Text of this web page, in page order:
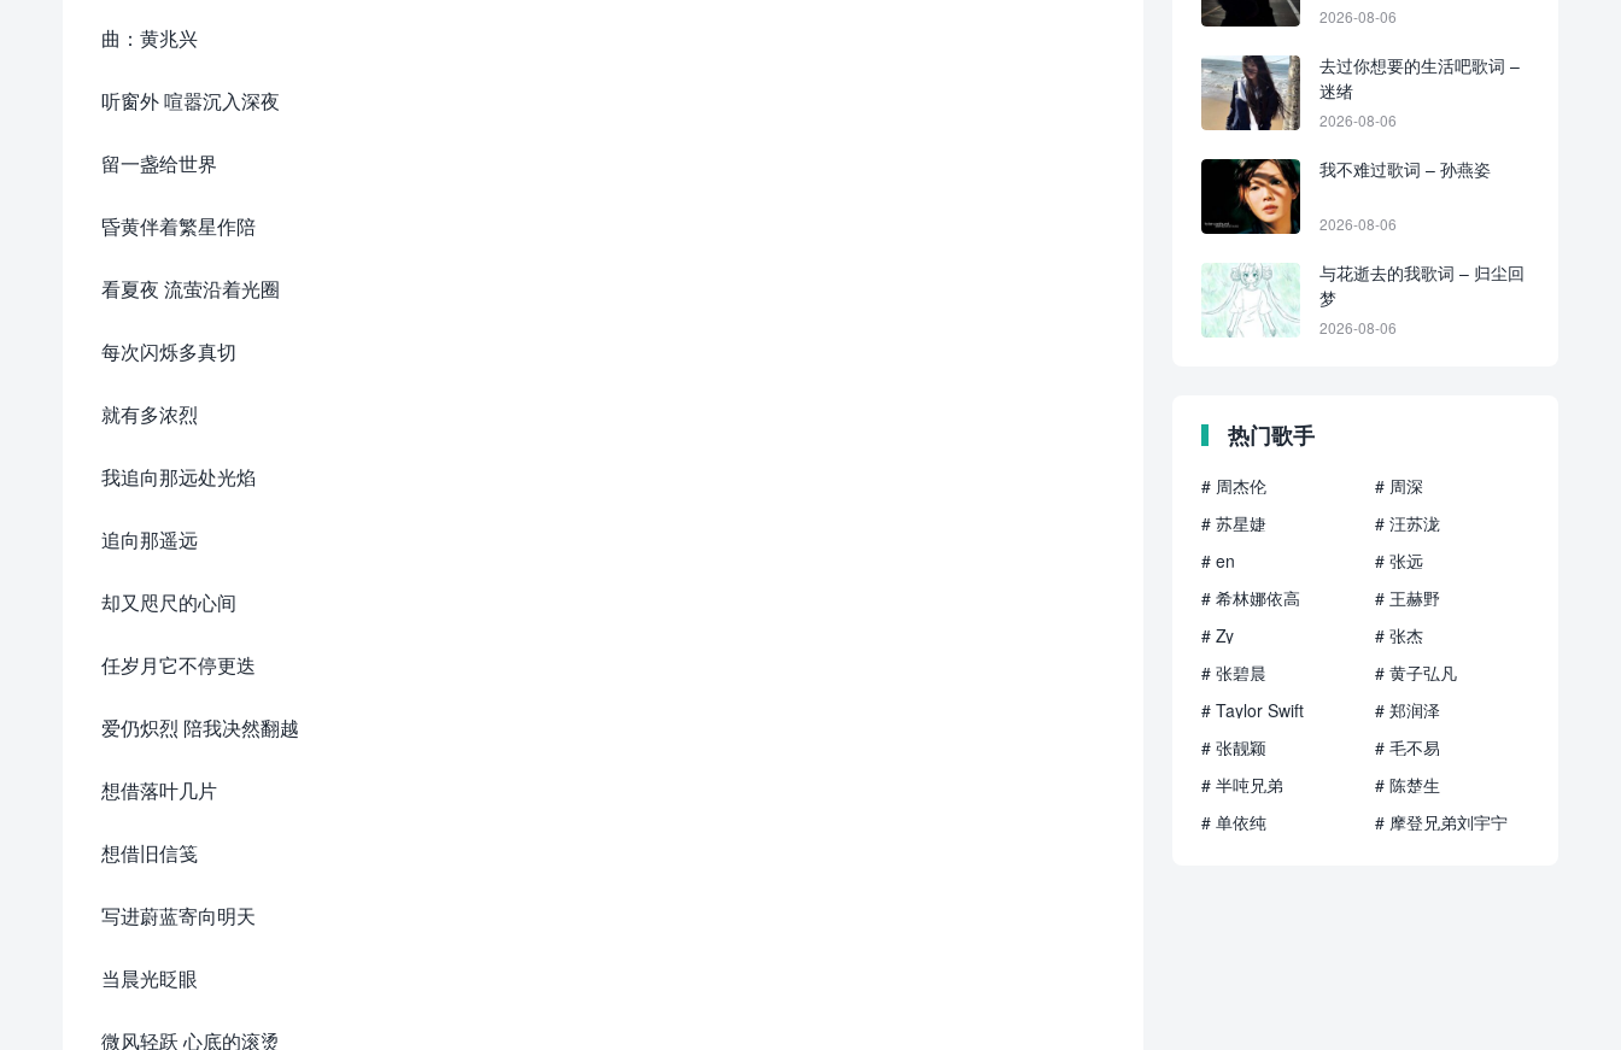
曲：黄兆兴
听窗外 喧嚣沉入深夜
留一盏给世界
昏黄伴着繁星作陪
看夏夜 流萤沿着光圈
每次闪烁多真切
就有多浓烈
我追向那远处光焰
追向那遥远
却又咫尺的心间
任岁月它不停更迭
爱仍炽烈 陪我决然翻越
想借落叶几片
想借旧信笺
写进蔚蓝寄向明天
当晨光眨眼
微风轻跃 心底的滚烫
2026-08-06
去过你想要的生活吧歌词 –
迷绪
2026-08-06
我不难过歌词 – 孙燕姿
2026-08-06
与花逝去的我歌词 – 归尘回
梦
2026-08-06
热门歌手
# 周杰伦
# 周深
# 苏星婕
# 汪苏泷
# en
# 张远
# 希林娜依高
# 王赫野
# Zy
# 张杰
# 张碧晨
# 黄子弘凡
# Taylor Swift
# 郑润泽
# 张靓颖
# 毛不易
# 半吨兄弟
# 陈楚生
# 单依纯
# 摩登兄弟刘宇宁